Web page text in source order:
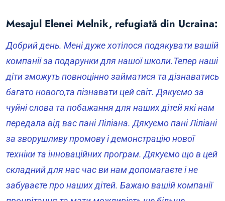
Mesajul Elenei Melnik, refugiată din Ucraina:
Добрий день. Мені дуже хотілося подякувати вашій
компанії за подарунки для нашої школи.Тепер наші
діти зможуть повноцінно займатися та дізнаватись
багато нового,та пізнавати цей світ. Дякуємо за
чуйні слова та побажання для наших дітей які нам
передала від вас пані Ліліана. Дякуємо пані Ліліані
за зворушливу промову і демонстрацію нової
техніки та інноваційних програм. Дякуємо що в цей
складний для нас час ви нам допомагаєте і не
забуваєте про наших дітей. Бажаю вашій компанії